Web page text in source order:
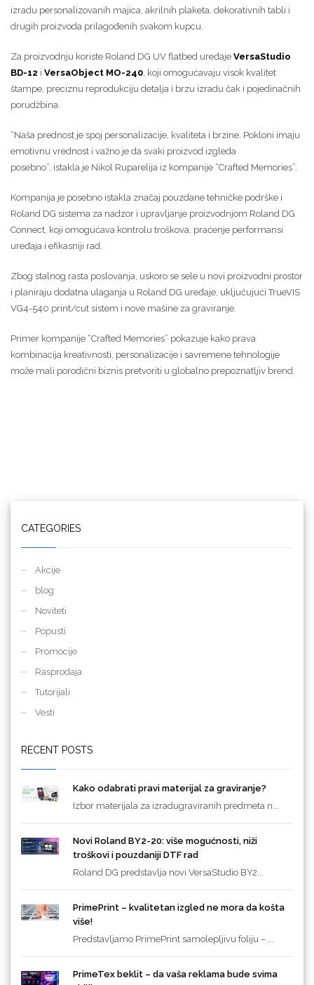
izradu personalizovanih majica, akrilnih plaketa, dekorativnih tabli i
drugih proizvoda prilagođenih svakom kupcu.
Za proizvodnju koriste Roland DG UV flatbed uređaje VersaStudio
BD-12 i VersaObject MO-240 , koji omogućavaju visok kvalitet
štampe, preciznu reprodukciju detalja i brzu izradu čak i pojedinačnih
porudžbina.
“Naša prednost je spoj personalizacije, kvaliteta i brzine. Pokloni imaju
emotivnu vrednost i važno je da svaki proizvod izgleda
posebno”, istakla je Nikol Ruparelija iz kompanije “Crafted Memories”.
Kompanija je posebno istakla značaj pouzdane tehničke podrške i
Roland DG sistema za nadzor i upravljanje proizvodnjom Roland DG
Connect, koji omogućava kontrolu troškova, praćenje performansi
uređaja i efikasniji rad.
Zbog stalnog rasta poslovanja, uskoro se sele u novi proizvodni prostor
i planiraju dodatna ulaganja u Roland DG uređaje, uključujući TrueVIS
VG4-540 print/cut sistem i nove mašine za graviranje.
Primer kompanije “Crafted Memories” pokazuje kako prava
kombinacija kreativnosti, personalizacije i savremene tehnologije
može mali porodični biznis pretvoriti u globalno prepoznatljiv brend.
CATEGORIES
Akcije
blog
Noviteti
Popusti
Promocije
Rasprodaja
Tutorijali
Vesti
RECENT POSTS
Kako odabrati pravi materijal za graviranje?
Izbor materijala za izradugraviranih predmeta n...
Novi Roland BY2-20: više mogućnosti, niži
troškovi i pouzdaniji DTF rad
Roland DG predstavlja novi VersaStudio BY2...
PrimePrint – kvalitetan izgled ne mora da košta
više!
Predstavljamo PrimePrint samolepljivu foliju – ...
PrimeTex beklit – da vaša reklama bude svima